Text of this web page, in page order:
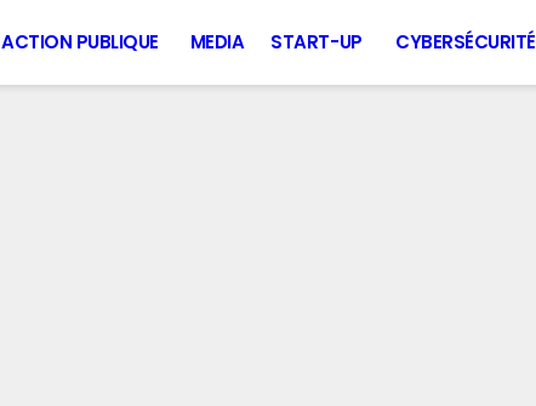
ACTION PUBLIQUE MEDIA START-UP CYBERSÉCURITÉ